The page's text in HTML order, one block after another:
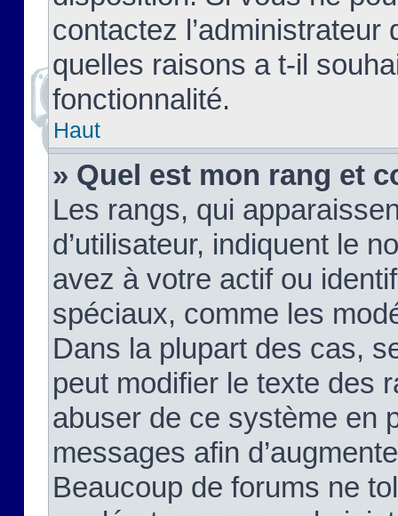
contactez
quelles raisons a t-il
fonctionnalité.
Haut
» Quel est mon rang et
Les rangs, qui
d’utilisateur, indiquent le
avez à votre actif ou
spéciaux, comme les
Dans la plupart des cas,
peut modifier le texte des
abuser de ce système en
messages afin
Beaucoup de forums ne